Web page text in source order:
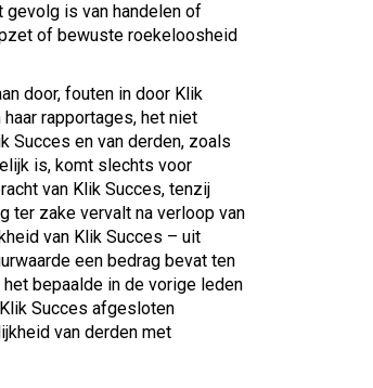
is van handelen of
of bewuste roekeloosheid
door, fouten in door Klik
rapportages, het niet
Succes en van derden, zoals
is, komt slechts voor
van Klik Succes, tenzij
ter zake vervalt na verloop van
van Klik Succes – uit
een bedrag bevat ten
bepaalde in de vorige leden
Succes afgesloten
van derden met